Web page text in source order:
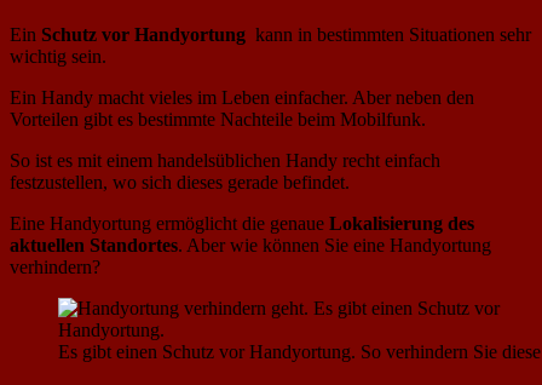
Ein Schutz vor Handyortung kann in bestimmten Situationen sehr
wichtig sein.
Ein Handy macht vieles im Leben einfacher. Aber neben den
Vorteilen gibt es bestimmte Nachteile beim Mobilfunk.
So ist es mit einem handelsüblichen Handy recht einfach
festzustellen, wo sich dieses gerade befindet.
Eine Handyortung ermöglicht die genaue Lokalisierung des
aktuellen Standortes. Aber wie können Sie eine Handyortung
verhindern?
Es gibt einen Schutz vor Handyortung. So verhindern Sie